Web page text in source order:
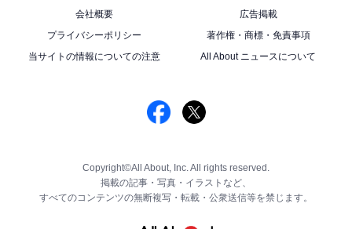
会社概要
広告掲載
プライバシーポリシー
著作権・商標・免責事項
当サイトの情報についての注意
All About ニュースについて
Copyright©All About, Inc. All rights reserved.
掲載の記事・写真・イラストなど、
すべてのコンテンツの無断複写・転載・公衆送信等を禁じます。